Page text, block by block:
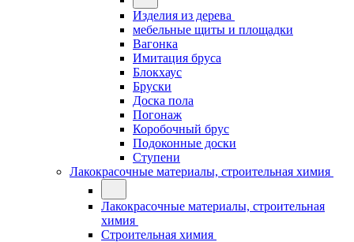
Изделия из дерева
мебельные щиты и площадки
Вагонка
Имитация бруса
Блокхаус
Бруски
Доска пола
Погонаж
Коробочный брус
Подоконные доски
Ступени
Лакокрасочные материалы, строительная химия
Лакокрасочные материалы, строительная
химия
Строительная химия